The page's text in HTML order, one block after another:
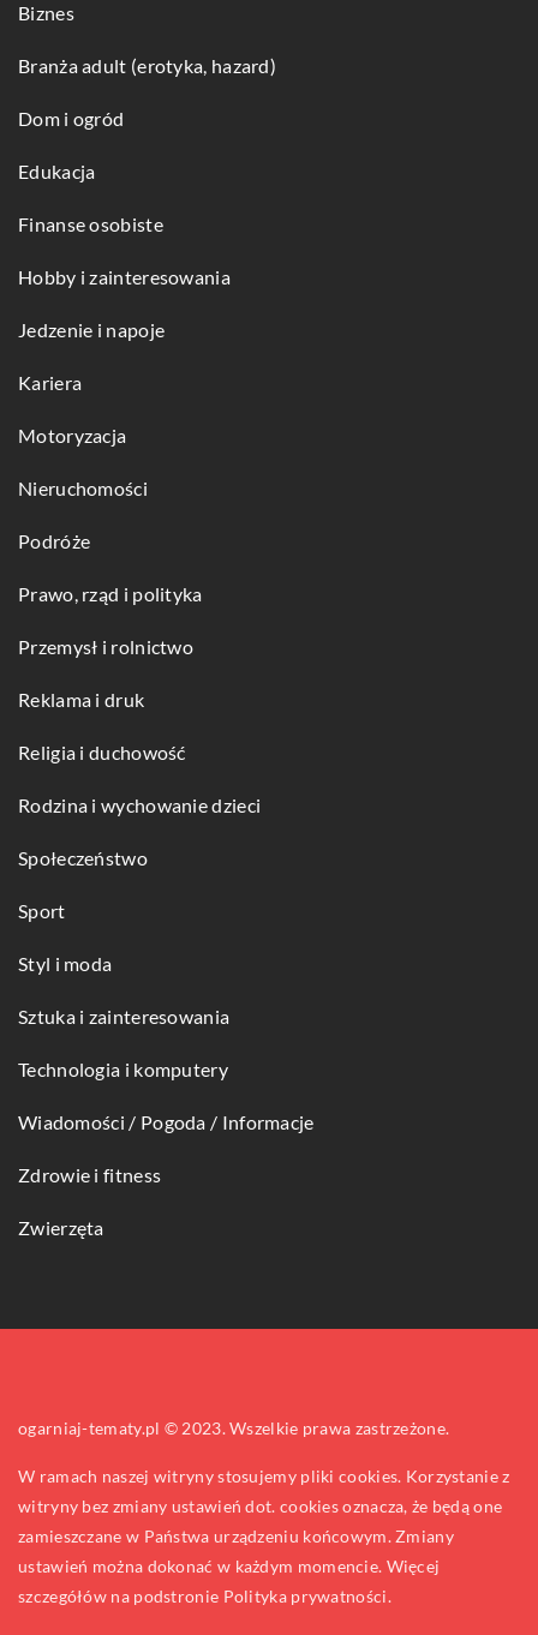
Biznes
Branża adult (erotyka, hazard)
Dom i ogród
Edukacja
Finanse osobiste
Hobby i zainteresowania
Jedzenie i napoje
Kariera
Motoryzacja
Nieruchomości
Podróże
Prawo, rząd i polityka
Przemysł i rolnictwo
Reklama i druk
Religia i duchowość
Rodzina i wychowanie dzieci
Społeczeństwo
Sport
Styl i moda
Sztuka i zainteresowania
Technologia i komputery
Wiadomości / Pogoda / Informacje
Zdrowie i fitness
Zwierzęta
ogarniaj-tematy.pl © 2023. Wszelkie prawa zastrzeżone.
W ramach naszej witryny stosujemy pliki cookies. Korzystanie z
witryny bez zmiany ustawień dot. cookies oznacza, że będą one
zamieszczane w Państwa urządzeniu końcowym. Zmiany
ustawień można dokonać w każdym momencie. Więcej
szczegółów na podstronie Polityka prywatności.